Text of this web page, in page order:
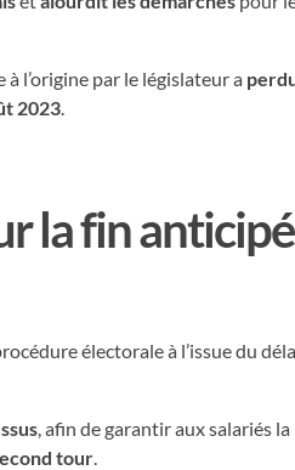
l’origine par le législateur a
2023.
la fin
électorale à l’issue du
, afin de garantir aux salariés la
tour.